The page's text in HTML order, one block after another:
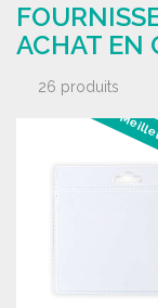
ACHAT EN
26 produits